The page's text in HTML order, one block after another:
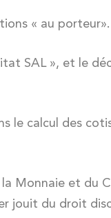
« au porteur».
SAL », et le
le calcul des
Monnaie et du
jouit du droit